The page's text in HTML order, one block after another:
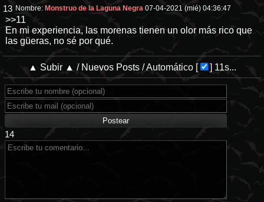
13 Nombre: Monstruo de la Laguna Negra 07-04-2021 (mié) 04:36:47
>>11
En mi experiencia, las morenas tienen un olor más rico que
las güeras, no sé por qué.
▲ Subir ▲ / Nuevos Posts/Automático[ ] 11s...
14